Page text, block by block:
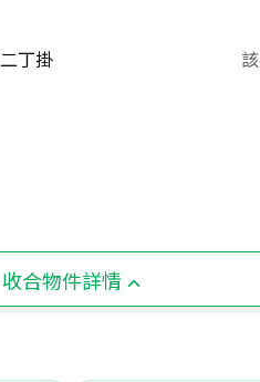
二丁掛
收合物件詳情